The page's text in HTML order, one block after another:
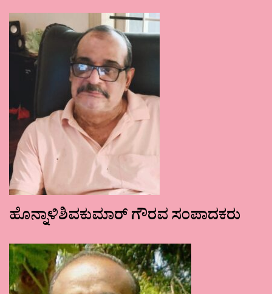
ಹೊನ್ನಾಳಿಶಿವಕುಮಾರ್ ಗೌರವ ಸಂಪಾದಕರು